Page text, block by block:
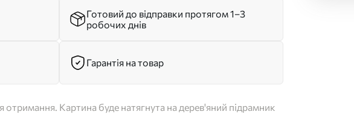
Готовий до відправки протягом 1–3
робочих днів
Гарантія на товар
отримання. Картина буде натягнута на дерев'яний підрамник